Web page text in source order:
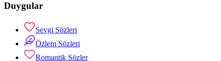
Duygular
Sevgi Sözleri
Özlem Sözleri
Romantik Sözler